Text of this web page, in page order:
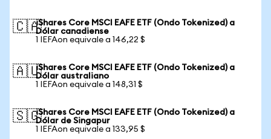
🇨🇦iShares Core MSCI EAFE ETF (Ondo Tokenized) a
Dólar canadiense
1 IEFAon equivale a 146,22 $
🇦🇺iShares Core MSCI EAFE ETF (Ondo Tokenized) a
Dólar australiano
1 IEFAon equivale a 148,31 $
🇸🇬iShares Core MSCI EAFE ETF (Ondo Tokenized) a
Dólar de Singapur
1 IEFAon equivale a 133,95 $